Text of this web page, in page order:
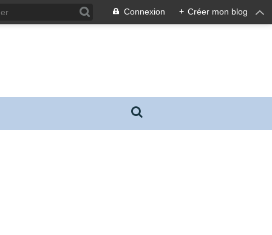
Connexion + Créer mon blog